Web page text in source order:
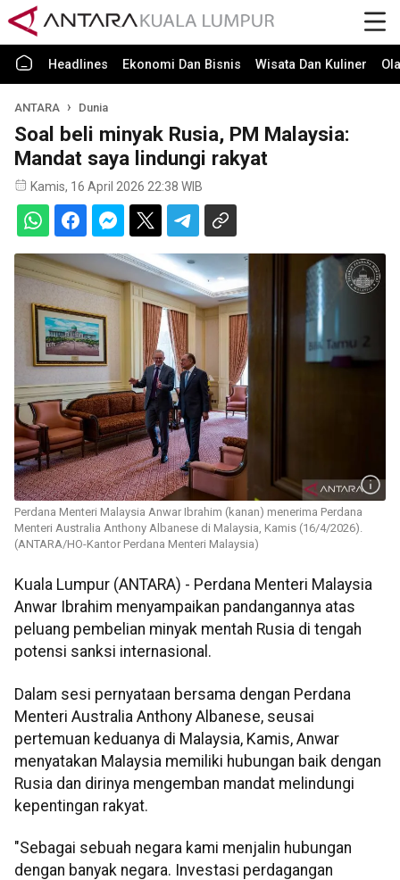
Headlines Ekonomi Dan Bisnis Wisata Dan Kuliner
ANTARA Dunia
Soal beli minyak Rusia, PM Malaysia:
Mandat saya lindungi rakyat
Kamis, 16 April 2026 22:38 WIB
Perdana Menteri Malaysia Anwar Ibrahim (kanan) menerima Perdana
Menteri Australia Anthony Albanese di Malaysia, Kamis (16/4/2026).
(ANTARA/HO-Kantor Perdana Menteri Malaysia)
Kuala Lumpur (ANTARA) - Perdana Menteri Malaysia
Anwar Ibrahim menyampaikan pandangannya atas
peluang pembelian minyak mentah Rusia di tengah
potensi sanksi internasional.
Dalam sesi pernyataan bersama dengan Perdana
Menteri Australia Anthony Albanese, seusai
pertemuan keduanya di Malaysia, Kamis, Anwar
menyatakan Malaysia memiliki hubungan baik dengan
Rusia dan dirinya mengemban mandat melindungi
kepentingan rakyat.
"Sebagai sebuah negara kami menjalin hubungan
dengan banyak negara. Investasi perdagangan